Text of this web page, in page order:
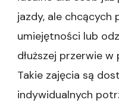
jazdy, ale chcących
umiejętności lub
dłuższej przerwie
Takie zajęcia są
indywidualnych